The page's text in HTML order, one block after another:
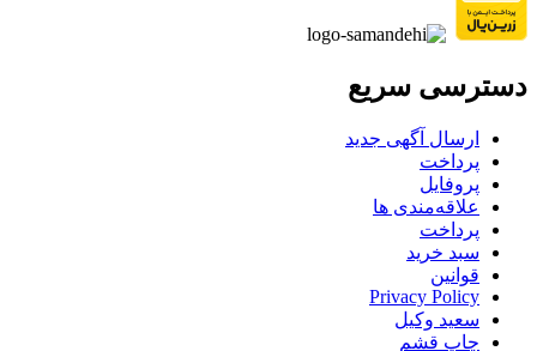
دسترسی سریع
ارسال آگهی جدید
پرداخت
پروفایل
علاقه‌مندی ها
پرداخت
سبد خرید
قوانین
Privacy Policy
سعید وکیل
چاپ قشم